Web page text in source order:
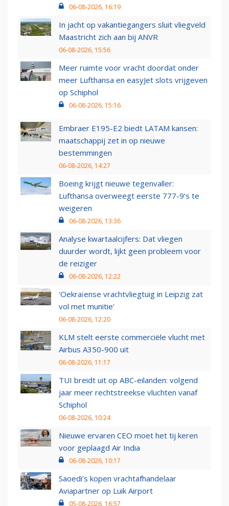
06-08-2026, 16:19
In jacht op vakantiegangers sluit vliegveld
Maastricht zich aan bij ANVR
06-08-2026, 15:56
Meer ruimte voor vracht doordat onder
meer Lufthansa en easyJet slots vrijgeven
op Schiphol
06-08-2026, 15:16
Embraer E195-E2 biedt LATAM kansen:
maatschappij zet in op nieuwe
bestemmingen
06-08-2026, 14:27
Boeing krijgt nieuwe tegenvaller:
Lufthansa overweegt eerste 777-9’s te
weigeren
06-08-2026, 13:36
Analyse kwartaalcijfers: Dat vliegen
duurder wordt, lijkt geen probleem voor
de reiziger
06-08-2026, 12:22
'Oekraïense vrachtvliegtuig in Leipzig zat
vol met munitie'
06-08-2026, 12:20
KLM stelt eerste commerciële vlucht met
Airbus A350-900 uit
06-08-2026, 11:17
TUI breidt uit op ABC-eilanden: volgend
jaar meer rechtstreekse vluchten vanaf
Schiphol
06-08-2026, 10:24
Nieuwe ervaren CEO moet het tij keren
voor geplaagd Air India
06-08-2026, 10:17
Saoedi’s kopen vrachtafhandelaar
Aviapartner op Luik Airport
05-08-2026, 16:57